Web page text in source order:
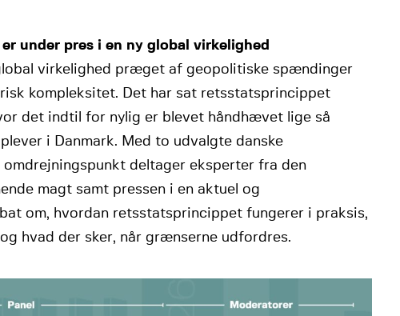
under pres i en ny global virkelighed
virkelighed præget af geopolitiske spændinger
kompleksitet. Det har sat retsstatsprincippet
det indtil for nylig er blevet håndhævet lige så
i Danmark. Med to udvalgte danske
omdrejningspunkt deltager eksperter fra den
magt samt pressen i en aktuel og
om, hvordan retsstatsprincippet fungerer i praksis,
hvad der sker, når grænserne udfordres.